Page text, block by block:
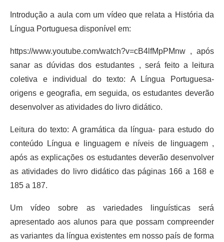
Introdução a aula com um vídeo que relata a História da
Língua Portuguesa disponível em:
https://www.youtube.com/watch?v=cB4lfMpPMnw , após
sanar as dúvidas dos estudantes , será feito a leitura
coletiva e individual do texto: A Língua Portuguesa-
origens e geografia, em seguida, os estudantes deverão
desenvolver as atividades do livro didático.
Leitura do texto: A gramática da língua- para estudo do
conteúdo Língua e linguagem e níveis de linguagem ,
após as explicações os estudantes deverão desenvolver
as atividades do livro didático das páginas 166 a 168 e
185 a 187.
Um vídeo sobre as variedades linguísticas será
apresentado aos alunos para que possam compreender
as variantes da língua existentes em nosso país de forma